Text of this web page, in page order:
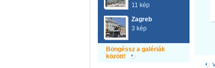
11 kép
Zagreb
3 kép
Böngéssz a galériák
között!